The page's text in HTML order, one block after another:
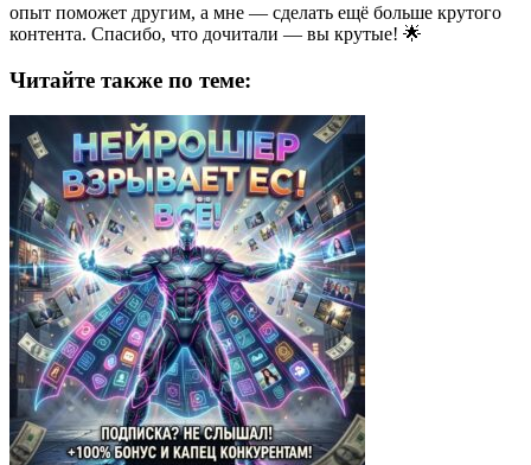
опыт поможет другим, а мне — сделать ещё больше крутого
контента. Спасибо, что дочитали — вы крутые! 🌟
Читайте также по теме: